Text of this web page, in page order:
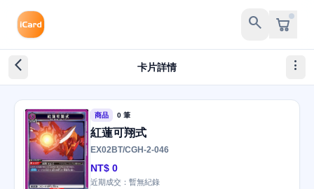
search
arrow_back_ios_new 卡片詳情 more_vert
商品 0 筆
紅蓮可翔式
EX02BT/CGH-2-046
NT$ 0
近期成交：暫無紀錄